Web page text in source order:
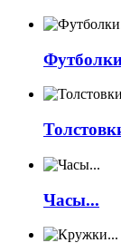
Часы...